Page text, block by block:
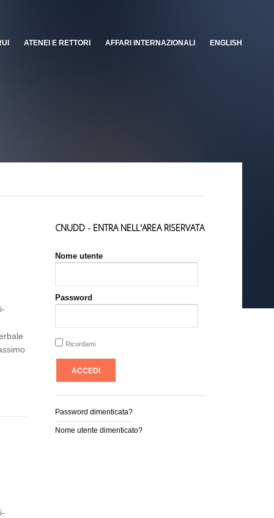
ATENEI E RETTORI AFFARI INTERNAZIONALI ENGLISH
CNUDD - ENTRA NELL'AREA RISERVATA
Nome utente
Password
Ricordami
Password dimenticata?
Nome utente dimenticato?